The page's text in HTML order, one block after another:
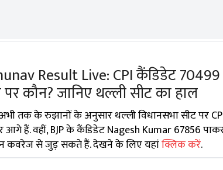
Result Live: CPI कैंडिडेट
कौन? जानिए थल्ली सीट का हाल
तक के रुझानों के अनुसार थल्ली विधानसभा सीट पर
आगे हैं. वहीं, BJP के कैंडिडेट Nagesh Kumar 67856
कवरेज से जुड़ सकते हैं. देखने के लिए यहांक्लिक करें.